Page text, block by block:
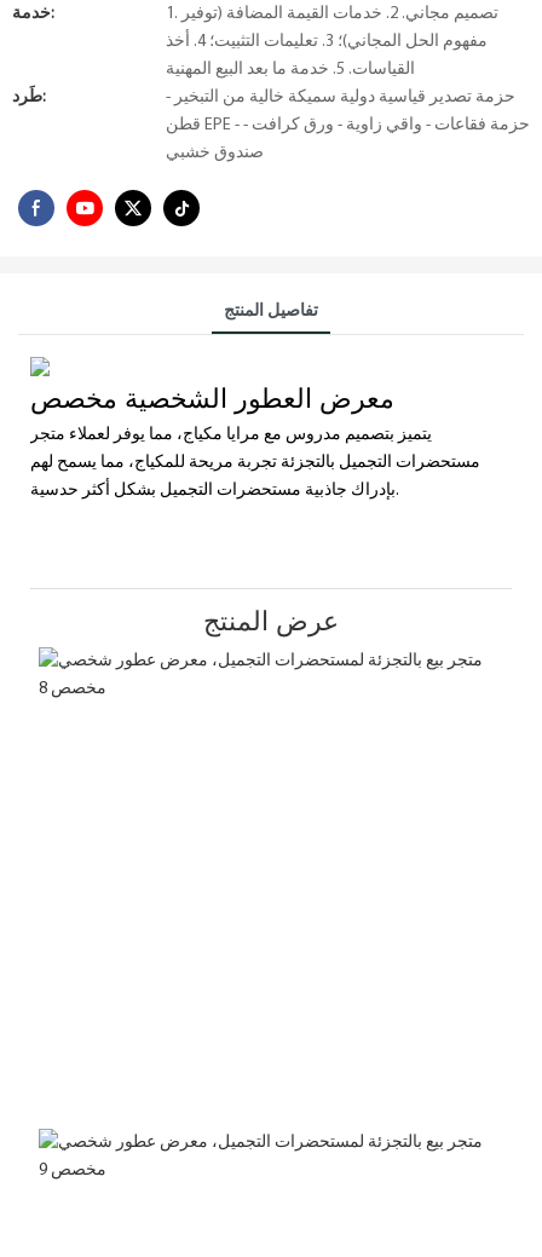
خدمة:
1. تصميم مجاني. 2. خدمات القيمة المضافة (توفير
مفهوم الحل المجاني)؛ 3. تعليمات التثبيت؛ 4. أخذ
القياسات. 5. خدمة ما بعد البيع المهنية
طَرد:
حزمة تصدير قياسية دولية سميكة خالية من التبخير -
قطن EPE - حزمة فقاعات - واقي زاوية - ورق كرافت -
صندوق خشبي
تفاصيل المنتج
معرض العطور الشخصية مخصص
يتميز بتصميم مدروس مع مرايا مكياج، مما يوفر لعملاء متجر
مستحضرات التجميل بالتجزئة تجربة مريحة للمكياج، مما يسمح لهم
بإدراك جاذبية مستحضرات التجميل بشكل أكثر حدسية.
عرض المنتج